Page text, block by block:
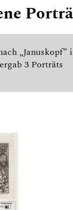
„Januskopf”
3 Porträts